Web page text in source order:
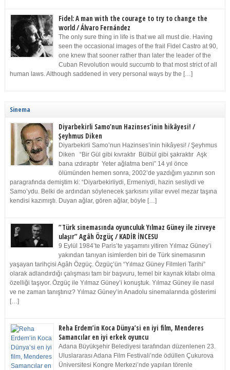
Fidel: A man with the courage to try to change the
world / Álvaro Fernández
The only sure thing in life is that we all must die. Having
seen the occasional images of the frail Fidel Castro at 90,
one knew that sooner rather than later the leader of the
Cuban Revolution would succumb to that most strict of all
human laws. Although saddened in very personal ways by the […]
Sinema
Diyarbekirli Samo’nun Hazinses’inin hikâyesi! /
Şeyhmus Diken
Diyarbekirli Samo’nun Hazinses’inin hikâyesi! / Şeyhmus
Diken “Bir Gül gibi kıvraktır Bülbül gibi şakraktır Aşk
bana ızdıraptır Yeter ağlatma beni” 14 yıl önce
ölümünden hemen sonra, 2002’de yazdığım yazının son
paragrafında demiştim ki: “Diyarbekirliydi, Ermeniydi, hazin sesliydi ve
Samo’ydu. Belki de ardından söylenecek şarkısını yıllar evvel mezar taşına
kendisi kazımıştı. Duyan ağlar, gören ağlar, böyle […]
“Türk sinemasında oyunculuk Yılmaz Güney ile zirveye
ulaşır” Agâh Özgüç / KADİR İNCESU
9 Eylül 1984’te Paris’te yaşamını yitiren Yılmaz Güney’i
yakından tanıyan isimlerden biri de Türk sinemasının
yaşayan tarihçisi Agâh Özgüç. Özgüç’ün “Yılmaz Güney Filmleri Tarihi”
olarak adlandırdığı çalışması tam bir başvuru, temel bir kaynak kitabı olma
özelliği taşıyor. Özgüç ile Yılmaz Güney’i konuştuk. Yılmaz Güney ile nasıl
ve ne zaman tanıştınız? Yılmaz Güney’in Anadolu sinemalarında gösterimi
[…]
Reha Erdem’in Koca Dünya’si en iyi film, Menderes
Samancılar en iyi erkek oyuncu
Adana Büyükşehir Belediyesi tarafından düzenlenen 23.
Uluslararası Adana Film Festivali’nde ödüllen Çukurova
Üniversitesi Kongre Merkezi’nde yapılan törenle